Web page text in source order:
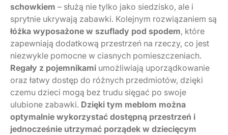
schowkiem – służą nie tylko jako siedzisko, ale i
sprytnie ukrywają zabawki. Kolejnym rozwiązaniem są
łóżka wyposażone w szuflady pod spodem, które
zapewniają dodatkową przestrzeń na rzeczy, co jest
niezwykle pomocne w ciasnych pomieszczeniach.
Regały z pojemnikami umożliwiają uporządkowanie
oraz łatwy dostęp do różnych przedmiotów, dzięki
czemu dzieci mogą bez trudu sięgać po swoje
ulubione zabawki. Dzięki tym meblom można
optymalnie wykorzystać dostępną przestrzeń i
jednocześnie utrzymać porządek w dziecięcym